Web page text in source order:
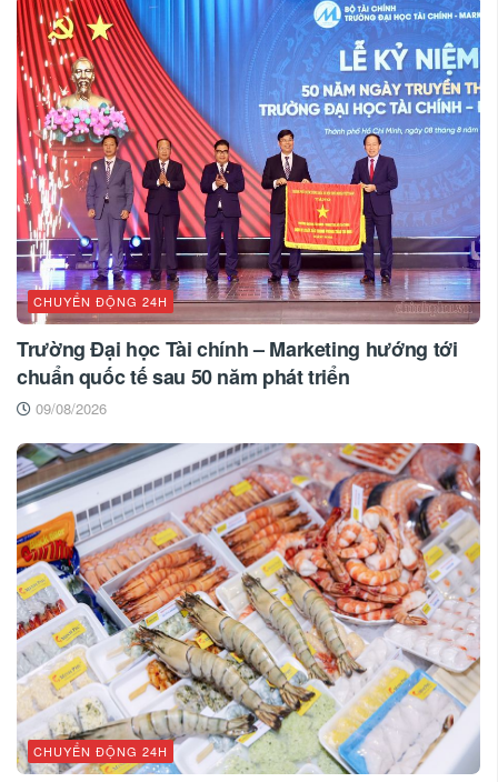
CHUYỂN ĐỘNG 24H
Trường Đại học Tài chính – Marketing hướng tới
chuẩn quốc tế sau 50 năm phát triển
09/08/2026
CHUYỂN ĐỘNG 24H